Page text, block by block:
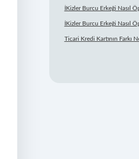
İKizler Burcu Erkeği Nasıl
İKizler Burcu Erkeği Nasıl
Ticari Kredi Kartının Farkı